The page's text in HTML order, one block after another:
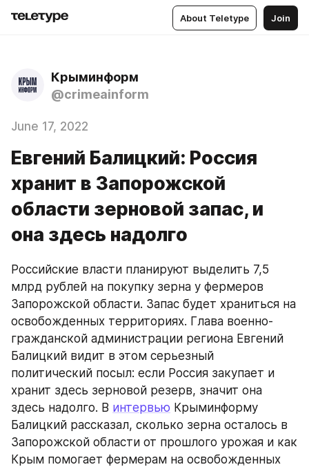
About Teletype Join
Крыминформ
@crimeainform
June 17, 2022
Евгений Балицкий: Россия
хранит в Запорожской
области зерновой запас, и
она здесь надолго
Российские власти планируют выделить 7,5
млрд рублей на покупку зерна у фермеров
Запорожской области. Запас будет храниться на
освобожденных территориях. Глава военно-
гражданской администрации региона Евгений
Балицкий видит в этом серьезный
политический посыл: если Россия закупает и
хранит здесь зерновой резерв, значит она
здесь надолго. В интервью Крыминформу
Балицкий рассказал, сколько зерна осталось в
Запорожской области от прошлого урожая и как
Крым помогает фермерам на освобожденных